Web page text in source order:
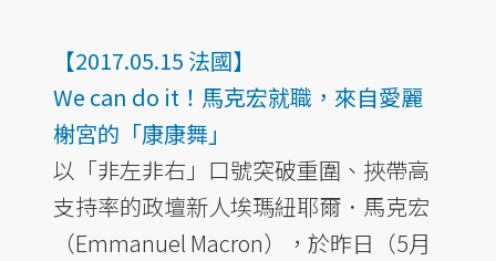
【2017.05.15 法國】
We can do it！馬克宏就職，來自愛麗
榭宮的「康康舞」
以「非左非右」口號突破重圍、挾帶高
支持率的政壇新人埃瑪紐耶爾．馬克宏
（Emmanuel Macron），於昨日（5月